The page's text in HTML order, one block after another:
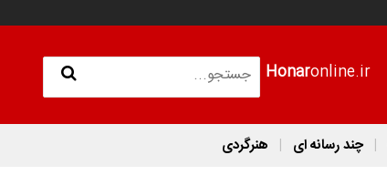
Honaronline.ir
چند رسانه ای هنرگردی